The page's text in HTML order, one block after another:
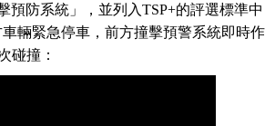
預防系統」，並列入TSP+的評選標準中
輛緊急停車，前方撞擊預警系統即時作
碰撞：